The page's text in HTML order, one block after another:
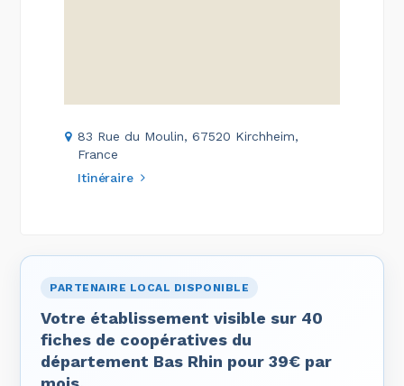
83 Rue du Moulin, 67520 Kirchheim,
France
Itinéraire
PARTENAIRE LOCAL DISPONIBLE
Votre établissement visible sur 40
fiches de coopératives du
département Bas Rhin pour 39€ par